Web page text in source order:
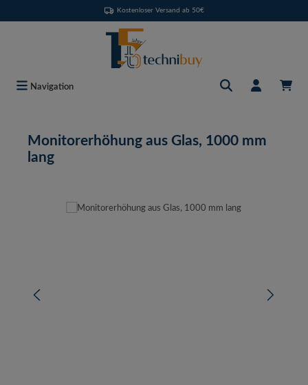
Kostenloser Versand ab 50€
Navigation
Monitorerhöhung aus Glas, 1000 mm
lang
Bildergalerie überspringen